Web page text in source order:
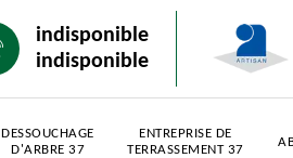
indisponible
indisponible
DESSOUCHAGE
D'ARBRE 37
ENTREPRISE DE
TERRASSEMENT 37